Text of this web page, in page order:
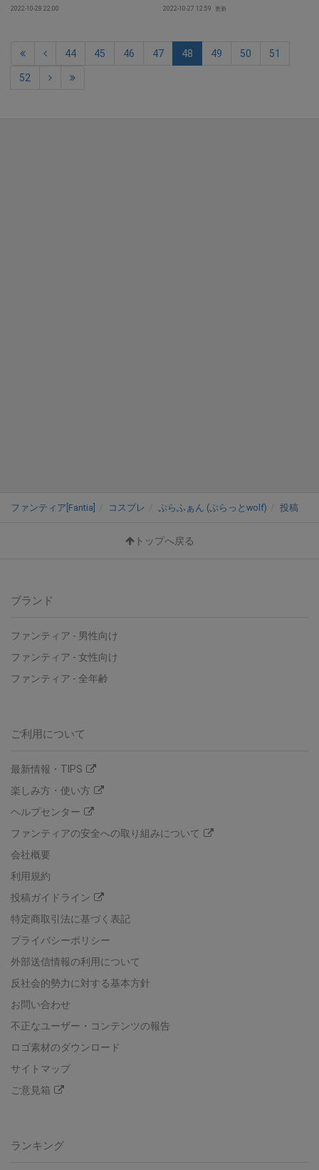
2022-10-28 22:00 2022-10-27 12:59 更新
44 45 46 47 48 49 50 51
52
ファンティア[Fantia] コスプレ ぷらふぁん (ぷらっとwolf) 投稿
トップへ戻る
ブランド
ファンティア - 男性向け
ファンティア - 女性向け
ファンティア - 全年齢
ご利用について
最新情報・TIPS
楽しみ方・使い方
ヘルプセンター
ファンティアの安全への取り組みについて
会社概要
利用規約
投稿ガイドライン
特定商取引法に基づく表記
プライバシーポリシー
外部送信情報の利用について
反社会的勢力に対する基本方針
お問い合わせ
不正なユーザー・コンテンツの報告
ロゴ素材のダウンロード
サイトマップ
ご意見箱
ランキング